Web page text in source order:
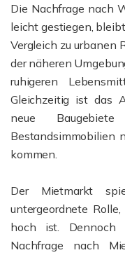
Die Nachfrage nach
leicht gestiegen,
Vergleich zu urbanen
der näheren
ruhigeren
Gleichzeitig ist das
neue
Bestandsimmobilien
kommen.
Der Mietmarkt
untergeordnete
hoch ist.
Nachfrage nach